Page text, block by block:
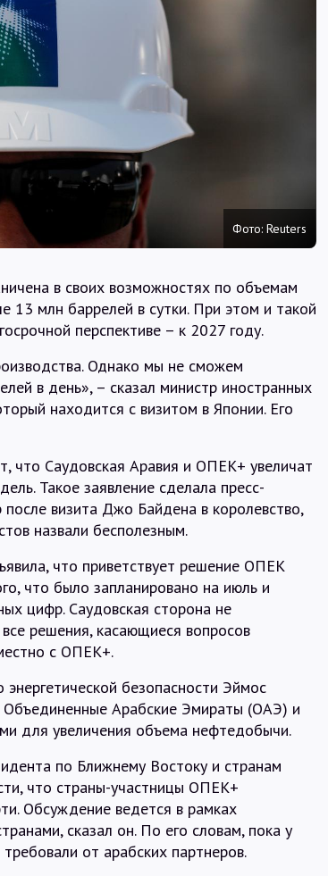
Карты
О нас
@Infotek_Russia
Фото: Reuters
в своих возможностях по объемам
13 млн баррелей в сутки. При этом и такой
перспективе – к 2027 году.
Однако мы не сможем
в день», – сказал министр иностранных
находится с визитом в Японии. Его
что Саудовская Аравия и ОПЕК+ увеличат
Такое заявление сделала пресс-
визита Джо Байдена в королевство,
назвали бесполезным.
что приветствует решение ОПЕК
что было запланировано на июль и
цифр. Саудовская сторона не
решения, касающиеся вопросов
с ОПЕК+.
безопасности Эймос
Объединенные Арабские Эмираты (ОАЭ) и
для увеличения объема нефтедобычи.
по Ближнему Востоку и странам
что страны-участницы ОПЕК+
Обсуждение ведется в рамках
сказал он. По его словам, пока у
от арабских партнеров.